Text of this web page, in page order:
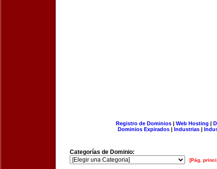
Registro de Dominios| Web Hosting |
Dominios Expirados | Industrias |
Categorías de Dominio:
[Pág.